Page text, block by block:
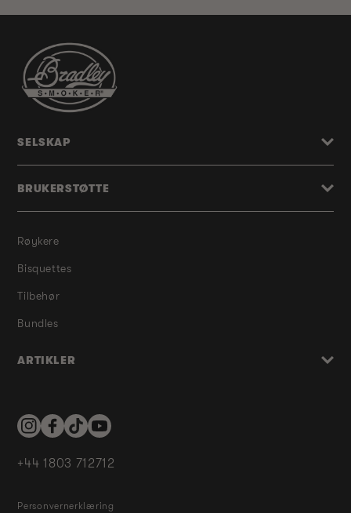
Røykere
Bisquettes
Tilbehør
Bundles
ARTIKLER
SELSKAP
BRUKERSTØTTE
InstagramFacebookTikTokYouTube
+44 1803 712712
Personvernerklæring